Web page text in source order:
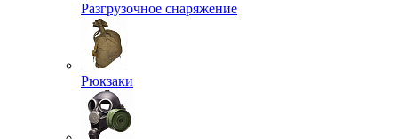
Разгрузочное снаряжение
Рюкзаки